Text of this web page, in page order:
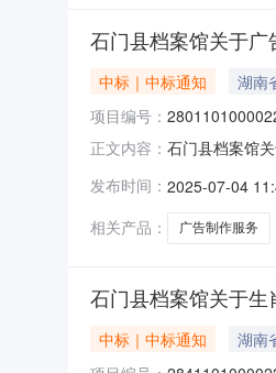
石门县档案馆关于
中标｜中标通知 湖南
项目编号：
正文内容： 石门县档案馆
市石门县报价
发布时间： 2025-07-04
相关产品：
广告制作服务
石门县档案馆关于
中标｜中标通知 湖南